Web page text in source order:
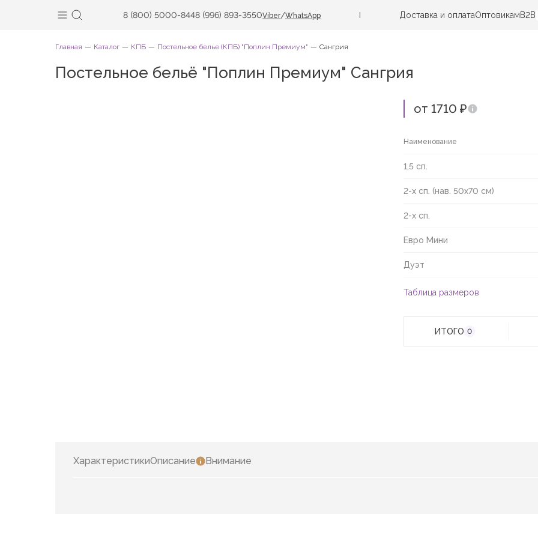
8 (800) 5000-8448 (996) 893-3550Viber/WhatsApp Доставка и оплатаОптовикамB2B
Главная Каталог КПБ Постельное белье (КПБ) "Поплин Премиум" Сангрия
Постельное бельё "Поплин Премиум" Сангрия
от 1710 ₽
Наименование
1,5 сп.
2-х сп. (нав. 50х70 см)
2-х сп.
Евро Мини
Дуэт
Таблица размеров
ИТОГО 0
ХарактеристикиОписание Внимание